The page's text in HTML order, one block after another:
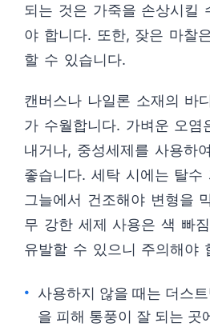
되는 것은 가죽을 손상시킬
야 합니다. 또한, 잦은 마찰
할 수 있습니다.
캔버스나 나일론 소재의 바
가 수월합니다. 가벼운 오염
내거나, 중성세제를 사용하
좋습니다. 세탁 시에는 탈수
그늘에서 건조해야 변형을
무 강한 세제 사용은 색 빠
유발할 수 있으니 주의해야
사용하지 않을 때는 더스
을 피해 통풍이 잘 되는 곳